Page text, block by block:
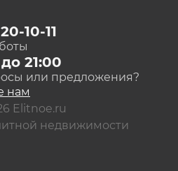
10-11
21:00
или предложения?
нам
Elitnoe.ru
недвижимости